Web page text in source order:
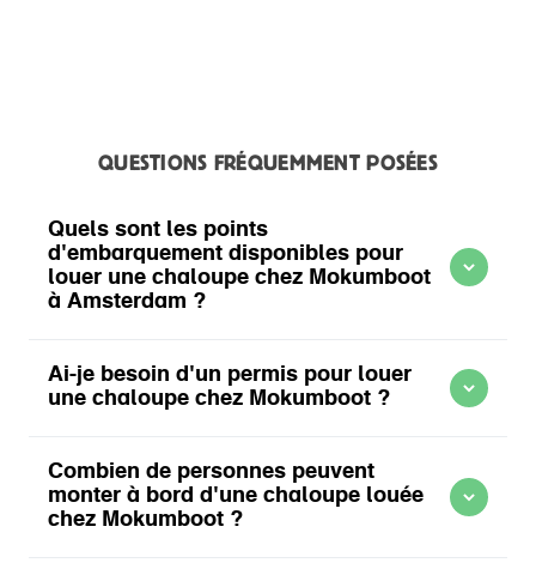
QUESTIONS FRÉQUEMMENT POSÉES
Quels sont les points
d'embarquement disponibles pour
louer une chaloupe chez Mokumboot
à Amsterdam ?
De Pijp : Jozef Israëlskade
Amstel: Mauritskade 1-E
Ai-je besoin d'un permis pour louer
une chaloupe chez Mokumboot ?
Combien de personnes peuvent
monter à bord d'une chaloupe louée
chez Mokumboot ?